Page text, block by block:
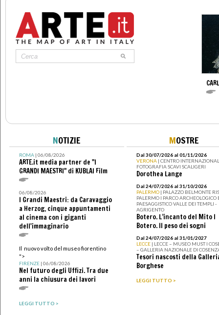
NOTIZIE
ROMA| 06/08/2026
ARTE.it media partner de "I
GRANDI MAESTRI" di KUBLAI Film
06/08/2026
I Grandi Maestri: da Caravaggio
a Herzog, cinque appuntamenti
al cinema con i giganti
dell'immaginario
Il nuovo volto del museo fiorentino
">
FIRENZE| 06/08/2026
Nel futuro degli Uffizi. Tra due
anni la chiusura dei lavori
LEGGI TUTTO >
MOSTRE
Dal 30/07/2026 al 01/11/2026
VERONA | CENTRO
FOTOGRAFIA SCAVI SCALIGERI
Dorothea Lange
Dal 24/07/2026 al 31/10/2026
PALERMO | PALAZZO BELMONTE
PALERMO I PARCO ARCHEOLOGICO
PAESAGGISTICO VALLE DEI TEMPLI -
AGRIGENTO
Botero. L’incanto del Mito I
Botero. Il peso dei sogni
Dal 24/07/2026 al 31/01/2027
LECCE | LECCE – MUSEO MUST I
– GALLERIA NAZIONALE DI
Tesori nascosti della
Borghese
LEGGI TUTTO >